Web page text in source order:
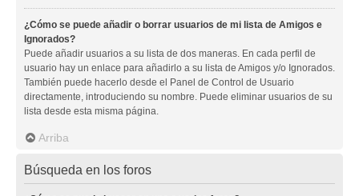
¿Cómo se puede añadir o borrar usuarios de mi lista de Amigos e
Ignorados?
Puede añadir usuarios a su lista de dos maneras. En cada perfil de
usuario hay un enlace para añadirlo a su lista de Amigos y/o Ignorados.
También puede hacerlo desde el Panel de Control de Usuario
directamente, introduciendo su nombre. Puede eliminar usuarios de su
lista desde esta misma página.
Arriba
Búsqueda en los foros